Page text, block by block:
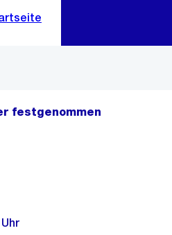
ein
festgenommen